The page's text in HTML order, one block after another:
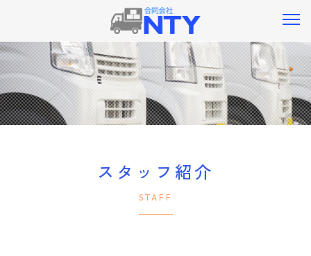
スタッフ紹介
STAFF